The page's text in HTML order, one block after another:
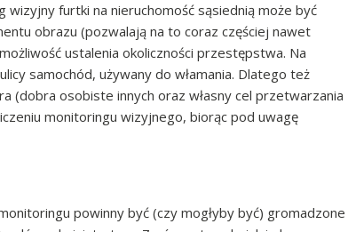
wizyjny furtki na nieruchomość sąsiednią może być
obrazu (pozwalają na to coraz częściej nawet
ustalenia okoliczności przestępstwa. Na
samochód, używany do włamania. Dlatego też
(dobra osobiste innych oraz własny cel przetwarzania
monitoringu wizyjnego, biorąc pod uwagę
powinny być (czy mogłyby być) gromadzone